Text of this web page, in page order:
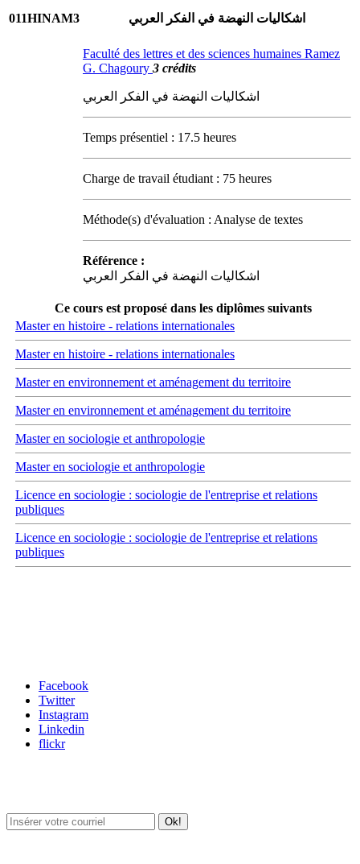
011HINAM3 اشكاليات النهضة في الفكر العربي
Faculté des lettres et des sciences humaines Ramez
G. Chagoury 3 crédits
اشكاليات النهضة في الفكر العربي
Temps présentiel : 17.5 heures
Charge de travail étudiant : 75 heures
Méthode(s) d'évaluation : Analyse de textes
Référence :
اشكاليات النهضة في الفكر العربي
Ce cours est proposé dans les diplômes suivants
Master en histoire - relations internationales
Master en histoire - relations internationales
Master en environnement et aménagement du territoire
Master en environnement et aménagement du territoire
Master en sociologie et anthropologie
Master en sociologie et anthropologie
Licence en sociologie : sociologie de l'entreprise et relations
publiques
Licence en sociologie : sociologie de l'entreprise et relations
publiques
Facebook
Twitter
Instagram
Linkedin
flickr